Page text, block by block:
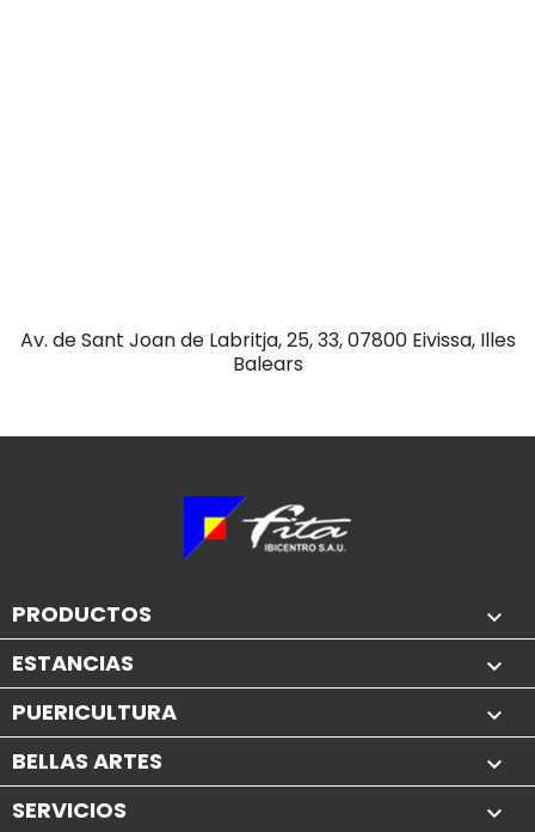
Av. de Sant Joan de Labritja, 25, 33, 07800 Eivissa, Illes
Balears
PRODUCTOS 
ESTANCIAS 
PUERICULTURA 
BELLAS ARTES 
SERVICIOS 